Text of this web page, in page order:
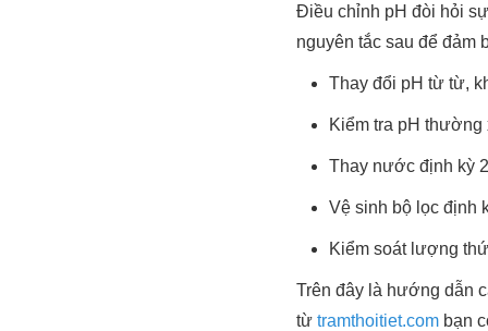
Điều chỉnh pH đòi hỏi
nguyên tắc sau để đảm
Thay đổi pH từ từ,
Kiểm tra pH thường
Thay nước định kỳ
Vệ sinh bộ lọc định
Kiểm soát lượng
Trên đây là hướng dẫn
từ tramthoitiet.com bạn